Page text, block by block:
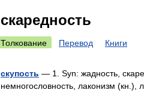
скаредность
Толкование Перевод Книги
скупость — 1. Syn: жадность,
немногословность, лаконизм (кн.),